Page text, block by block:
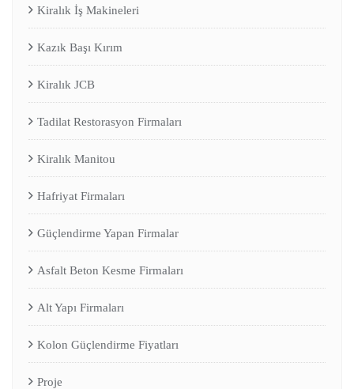
Kiralık İş Makineleri
Kazık Başı Kırım
Kiralık JCB
Tadilat Restorasyon Firmaları
Kiralık Manitou
Hafriyat Firmaları
Güçlendirme Yapan Firmalar
Asfalt Beton Kesme Firmaları
Alt Yapı Firmaları
Kolon Güçlendirme Fiyatları
Proje